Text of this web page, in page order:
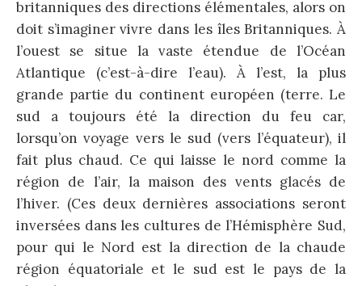
britanniques des directions élémentales, alors on
doit s’imaginer vivre dans les îles Britanniques. À
l’ouest se situe la vaste étendue de l’Océan
Atlantique (c’est-à-dire l’eau). À l’est, la plus
grande partie du continent européen (terre. Le
sud a toujours été la direction du feu car,
lorsqu’on voyage vers le sud (vers l’équateur), il
fait plus chaud. Ce qui laisse le nord comme la
région de l’air, la maison des vents glacés de
l’hiver. (Ces deux dernières associations seront
inversées dans les cultures de l’Hémisphère Sud,
pour qui le Nord est la direction de la chaude
région équatoriale et le sud est le pays de la